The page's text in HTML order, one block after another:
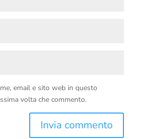
email e sito web in questo
volta che commento.